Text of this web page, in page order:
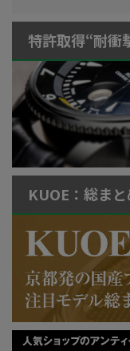
特許取得“耐衝
KUOE：総まと